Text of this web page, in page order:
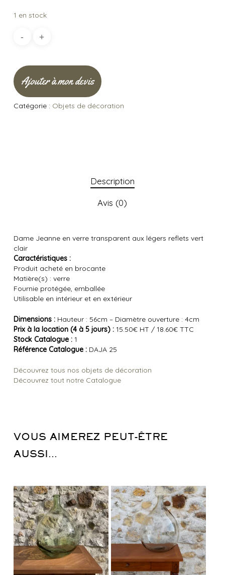
1 en stock
Ajouter à mon devis
Catégorie : Objets de décoration
Description
Avis (0)
Dame Jeanne en verre transparent aux légers reflets vert
clair
Caractéristiques :
Produit acheté en brocante
Matière(s) : verre
Fournie protégée, emballée
Utilisable en intérieur et en extérieur
Dimensions :Hauteur : 56cm – Diamètre ouverture : 4cm
Prix à la location (4 à 5 jours) :15.50€ HT / 18.60€ TTC
Stock Catalogue :1
Référence Catalogue :DAJA 25
Découvrez tous nos objets de décoration
Découvrez tout notre Catalogue
VOUS AIMEREZ PEUT-ÊTRE
AUSSI…